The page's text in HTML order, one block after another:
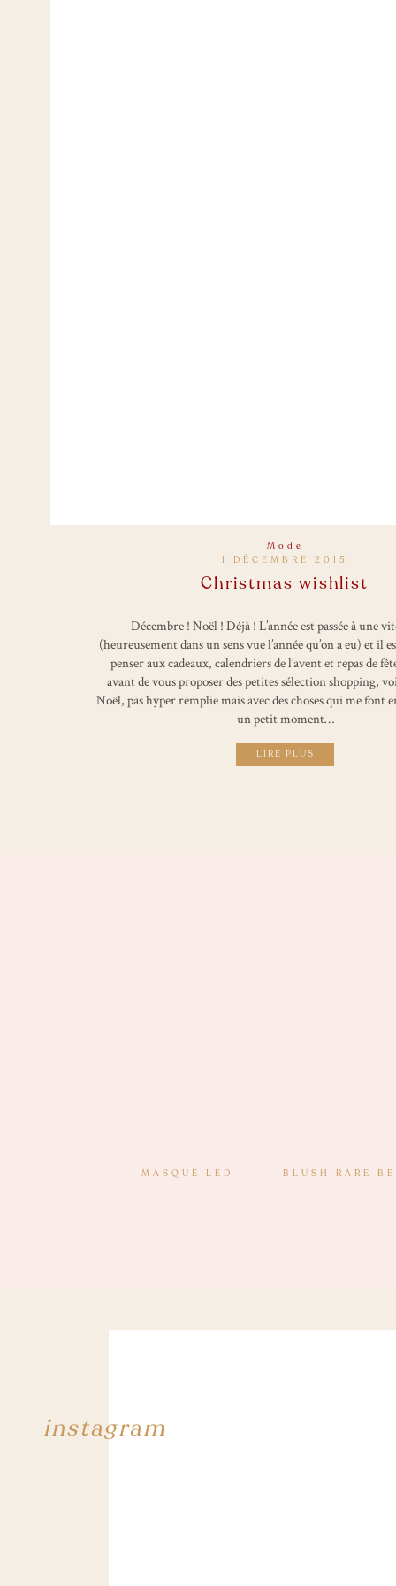
LIRE PLUS
Décembre ! Noël ! Déjà ! L’année est passée à une
(heureusement dans un sens vue l’année qu’on a eu) et il
penser aux cadeaux, calendriers de l’avent et repas de
avant de vous proposer des petites sélection shopping,
Noël, pas hyper remplie mais avec des choses qui me font
un petit moment…
1 DÉCEMBRE 2015
Christmas wishlist
Mode
MASQUE LED BLUSH RARE
instagram